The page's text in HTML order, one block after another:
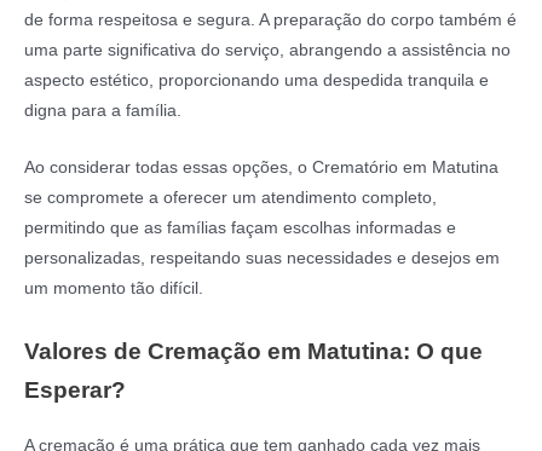
de forma respeitosa e segura. A preparação do corpo também é
uma parte significativa do serviço, abrangendo a assistência no
aspecto estético, proporcionando uma despedida tranquila e
digna para a família.
Ao considerar todas essas opções, o Crematório em Matutina
se compromete a oferecer um atendimento completo,
permitindo que as famílias façam escolhas informadas e
personalizadas, respeitando suas necessidades e desejos em
um momento tão difícil.
Valores de Cremação em Matutina: O que
Esperar?
A cremação é uma prática que tem ganhado cada vez mais